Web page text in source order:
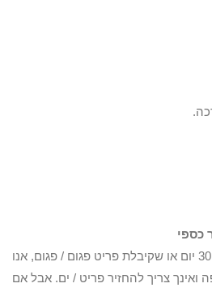
הפריטים שלך לא קיבלו תוך 30 יום או שקיבלת פריט פגום / פגום, אנו
ואינך צריך להחזיר פריט / ים. אבל אם